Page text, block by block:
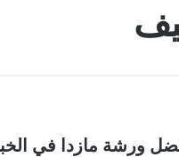
ورشة مازدا في